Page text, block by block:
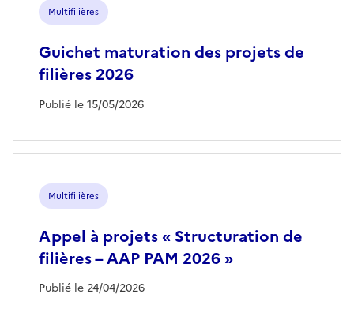
Multifilières
Guichet maturation des projets de
filières 2026
Publié le 15/05/2026
Multifilières
Appel à projets « Structuration de
filières – AAP PAM 2026 »
Publié le 24/04/2026